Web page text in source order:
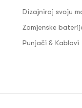
Dizajniraj svoju
Zamjenske
Punjači & Kablovi